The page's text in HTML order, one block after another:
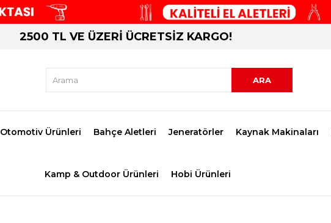
2500 TL VE ÜZERİ ÜCRETSİZ KARGO!
Otomotiv Ürünleri Bahçe Aletleri Jeneratörler Kaynak Makinaları
Kamp & Outdoor Ürünleri Hobi Ürünleri